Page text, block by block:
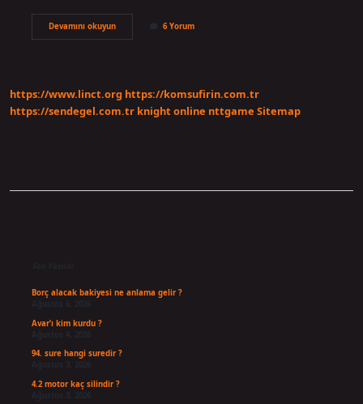
Devamını okuyunOt
Biçme
Mi
6 Yorum
https://www.linct.org https://komsufirin.com.tr
https://sendegel.com.tr knight online nttgame Sitemap
Son Yazılar
Borç alacak bakiyesi ne anlama gelir ?
Ağustos 6, 2026
Avar’ı kim kurdu ?
Ağustos 4, 2026
94. sure hangi suredir ?
Ağustos 3, 2026
4.2 motor kaç silindir ?
Ağustos 3, 2026